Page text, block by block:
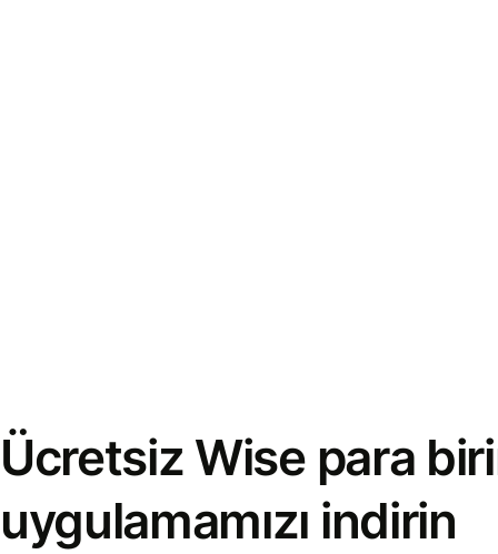
Ücretsiz Wise para
uygulamamızı indirin